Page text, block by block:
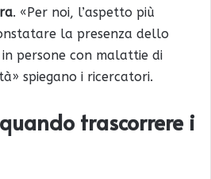
. «Per noi, l’aspetto più
la presenza dello
persone con malattie di
spiegano i ricercatori.
trascorrere i